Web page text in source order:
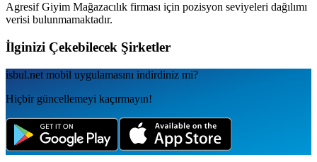
Agresif Giyim Mağazacılık firması için pozisyon seviyeleri dağılımı
verisi bulunmamaktadır.
İlginizi Çekebilecek Şirketler
isbul.net mobil uygulamаsını indirdiniz mi?
Hiçbir güncellemeyi kaçırmayın!